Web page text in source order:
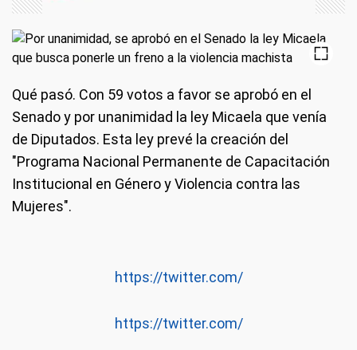
Qué pasó. Con 59 votos a favor se aprobó en el
Senado y por unanimidad la ley Micaela que venía
de Diputados. Esta ley prevé la creación del
"Programa Nacional Permanente de Capacitación
Institucional en Género y Violencia contra las
Mujeres".
https://twitter.com/
https://twitter.com/